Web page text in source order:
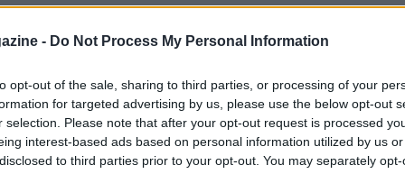
- Do Not Process My Personal Information
opt-out of the sale, sharing to third parties, or processing of your
for targeted advertising by us, please use the below opt-out
selection. Please note that after your opt-out request is processed
interest-based ads based on personal information utilized by us
to third parties prior to your opt-out. You may separately
del trasferimento di Luis Muriel
colombiano: “Ha un talento immenso.
è molto mobile. Spesso lo vedo fermo in
permettere attimi di sosta, quando
gli avversari”.